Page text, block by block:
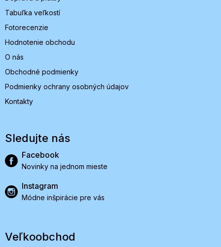
Tabuľka veľkostí
Fotorecenzie
Hodnotenie obchodu
O nás
Obchodné podmienky
Podmienky ochrany osobných údajov
Kontakty
Sledujte nás
Facebook
Novinky na jednom mieste
Instagram
Módne inšpirácie pre vás
Veľkoobchod